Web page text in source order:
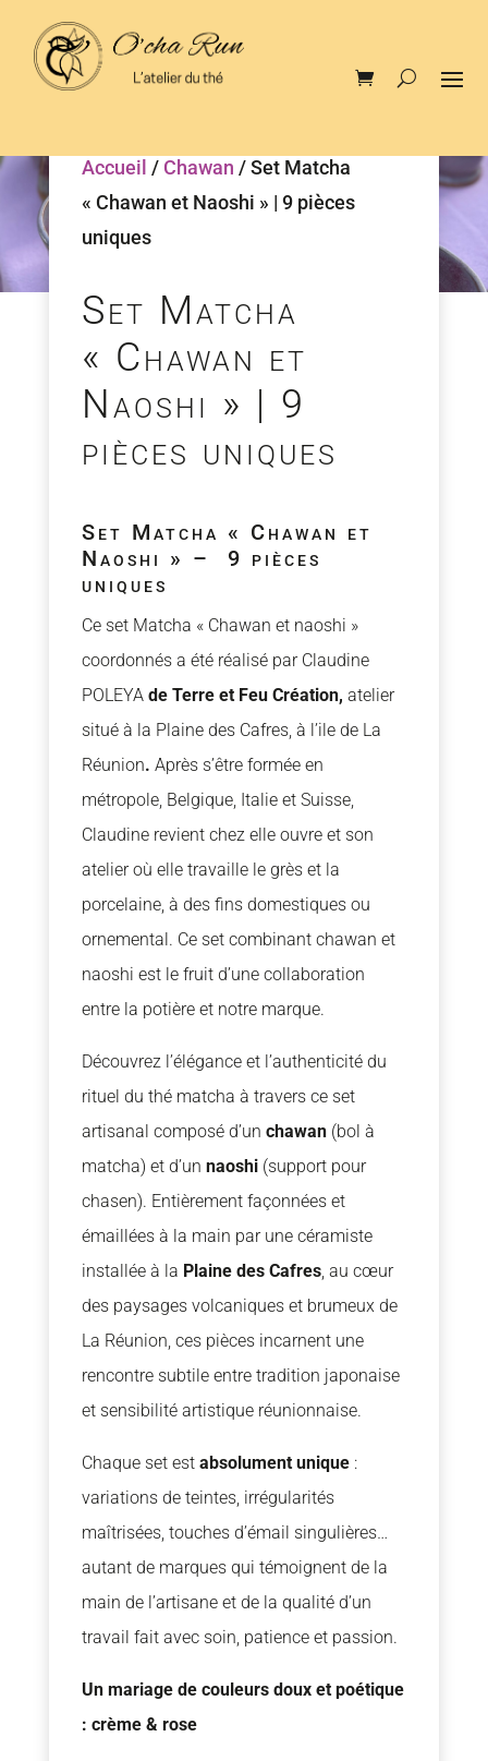
Accueil / Chawan / Set Matcha
« Chawan et Naoshi » | 9 pièces
uniques
Set Matcha
« Chawan et
Naoshi » | 9
pièces uniques
Set Matcha « Chawan et
Naoshi » – 9 pièces
uniques
Ce set Matcha « Chawan et naoshi »
coordonnés a été réalisé par Claudine
POLEYAde Terre et Feu Création, atelier
situé à la Plaine des Cafres, à l’ile de La
Réunion. Après s’être formée en
métropole, Belgique, Italie et Suisse,
Claudine revient chez elle ouvre et son
atelier où elle travaille le grès et la
porcelaine, à des fins domestiques ou
ornemental. Ce set combinant chawan et
naoshi est le fruit d’une collaboration
entre la potière et notre marque.
Découvrez l’élégance et l’authenticité du
rituel du thé matcha à travers ce set
artisanal composé d’un chawan(bol à
matcha) et d’un naoshi(support pour
chasen). Entièrement façonnées et
émaillées à la main par une céramiste
installée à la Plaine des Cafres, au cœur
des paysages volcaniques et brumeux de
La Réunion, ces pièces incarnent une
rencontre subtile entre tradition japonaise
et sensibilité artistique réunionnaise.
Chaque set est absolument unique:
variations de teintes, irrégularités
maîtrisées, touches d’émail singulières…
autant de marques qui témoignent de la
main de l’artisane et de la qualité d’un
travail fait avec soin, patience et passion.
Un mariage de couleurs doux et poétique
: crème & rose